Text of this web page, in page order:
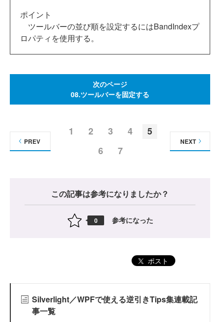
ポイント
ツールバーの並び順を設定するにはBandIndexプ
ロパティを使用する。
次のページ
08.ツールバーを固定する
1 2 3 4
5
6
7
PREV NEXT
この記事は参考になりましたか？
0 参考になった
ポスト
Silverlight／WPFで使える逆引きTips集連載記
事一覧